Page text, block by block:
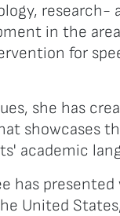
research-
in the
for
she has
showcases
academic
has
United